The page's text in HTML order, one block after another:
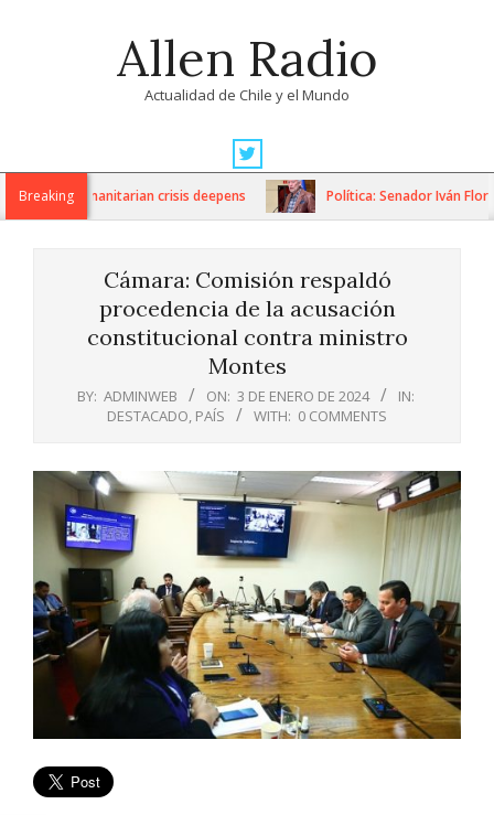
Allen Radio
Actualidad de Chile y el Mundo
Navigation
MenuBreaking
as humanitarian crisis deepens Política: Senador Iván Flores
Cámara: Comisión respaldó
procedencia de la acusación
constitucional contra ministro
Montes
BY: ADMINWEB ON: 3 DE ENERO DE 2024
IN:
DESTACADO, PAÍS WITH: 0 COMMENTS